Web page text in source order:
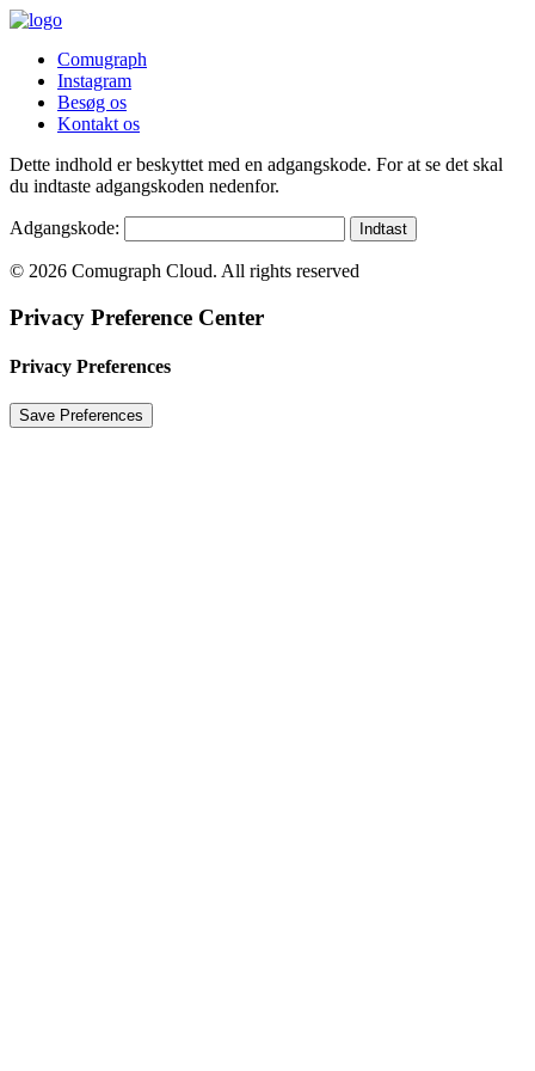
Comugraph
Instagram
Besøg os
Kontakt os
Dette indhold er beskyttet med en adgangskode. For at se det skal
du indtaste adgangskoden nedenfor.
Adgangskode:
© 2026 Comugraph Cloud. All rights reserved
Privacy Preference Center
Privacy Preferences